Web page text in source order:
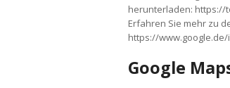
herunterladen: https://
Erfahren Sie mehr zu
https://
Google